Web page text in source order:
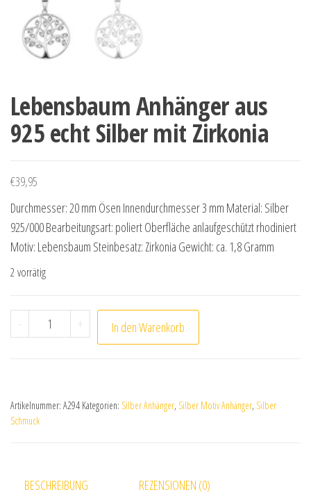
Lebensbaum Anhänger aus
925 echt Silber mit Zirkonia
€39,95
Durchmesser: 20 mm Ösen Innendurchmesser 3 mm Material: Silber
925/000 Bearbeitungsart: poliert Oberfläche anlaufgeschützt rhodiniert
Motiv: Lebensbaum Steinbesatz: Zirkonia Gewicht: ca. 1,8 Gramm
2 vorrätig
- Lebensbaum Anhänger aus 925 echt Silber mit Zirkonia
+ In den Warenkorb
Artikelnummer: A294 Kategorien: Silber Anhänger, Silber Motiv Anhänger, Silber
Schmuck
BESCHREIBUNG REZENSIONEN (0)